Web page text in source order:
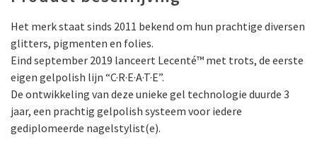
Het merk staat sinds 2011 bekend om hun prachtige diversen
glitters, pigmenten en folies.
Eind september 2019 lanceert Lecenté™ met trots, de eerste
eigen gelpolish lijn “C·R·E·A·T·E”.
De ontwikkeling van deze unieke gel technologie duurde 3
jaar, een prachtig gelpolish systeem voor iedere
gediplomeerde nagelstylist(e).